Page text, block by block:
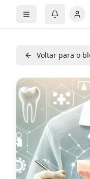
Voltar para o